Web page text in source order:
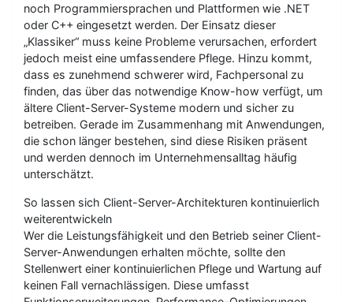
noch Programmiersprachen und Plattformen wie .NET
oder C++ eingesetzt werden. Der Einsatz dieser
„Klassiker“ muss keine Probleme verursachen, erfordert
jedoch meist eine umfassendere Pflege. Hinzu kommt,
dass es zunehmend schwerer wird, Fachpersonal zu
finden, das über das notwendige Know-how verfügt, um
ältere Client-Server-Systeme modern und sicher zu
betreiben. Gerade im Zusammenhang mit Anwendungen,
die schon länger bestehen, sind diese Risiken präsent
und werden dennoch im Unternehmensalltag häufig
unterschätzt.
So lassen sich Client-Server-Architekturen kontinuierlich
weiterentwickeln
Wer die Leistungsfähigkeit und den Betrieb seiner Client-
Server-Anwendungen erhalten möchte, sollte den
Stellenwert einer kontinuierlichen Pflege und Wartung auf
keinen Fall vernachlässigen. Diese umfasst